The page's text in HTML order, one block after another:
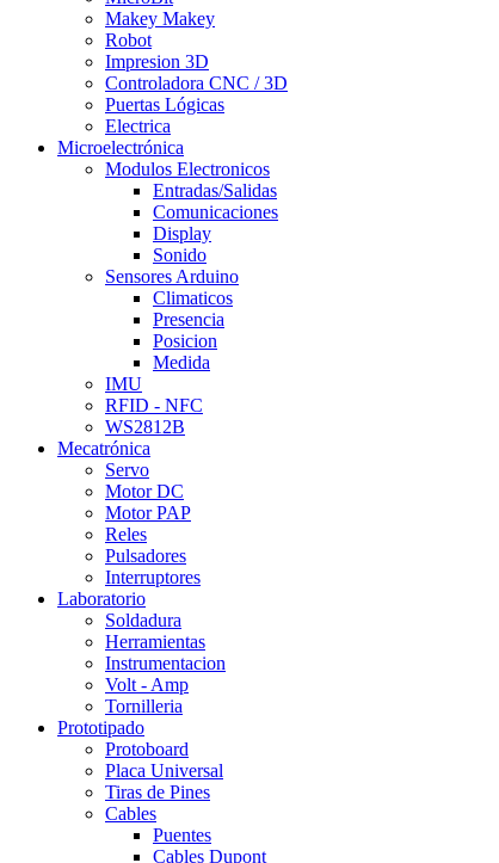
Makey Makey
Robot
Impresion 3D
Controladora CNC / 3D
Puertas Lógicas
Electrica
Microelectrónica
Modulos Electronicos
Entradas/Salidas
Comunicaciones
Display
Sonido
Sensores Arduino
Climaticos
Presencia
Posicion
Medida
IMU
RFID - NFC
WS2812B
Mecatrónica
Servo
Motor DC
Motor PAP
Reles
Pulsadores
Interruptores
Laboratorio
Soldadura
Herramientas
Instrumentacion
Volt - Amp
Tornilleria
Prototipado
Protoboard
Placa Universal
Tiras de Pines
Cables
Puentes
Cables Dupont